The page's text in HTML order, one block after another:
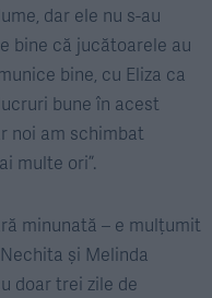
dar ele nu s-au
bine că jucătoarele au
bine, cu Eliza ca
bune în acest
noi am schimbat
multe ori”.
minunată – e mulțumit
și Melinda
doar trei zile de